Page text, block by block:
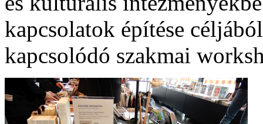
kapcsolatok építése
kapcsolódó szakmai